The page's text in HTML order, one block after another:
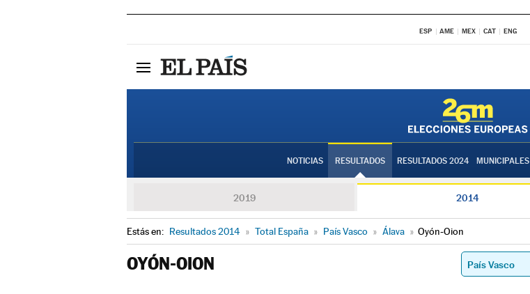
ESP AME MEX CAT ENG
NOTICIAS RESULTADOS RESULTADOS 2024 MUNICIPALES
2019 2014
Estás en: Resultados 2014 » Total España » País Vasco » Álava » Oyón-Oion
OYÓN-OION